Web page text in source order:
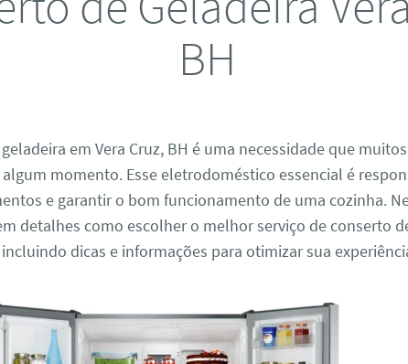
BH
em Vera Cruz, BH é uma necessidade que
momento. Esse eletrodoméstico essencial é
e garantir o bom funcionamento de uma cozinha.
detalhes como escolher o melhor serviço de conserto
incluindo dicas e informações para otimizar sua